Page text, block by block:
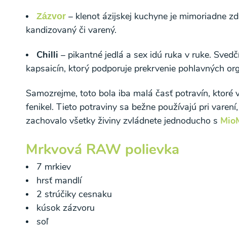
Zázvor – klenot ázijskej kuchyne je mimoriadne
kandizovaný či varený.
Chilli – pikantné jedlá a sex idú ruka v ruke.
kapsaicín, ktorý podporuje prekrvenie pohlavných
Samozrejme, toto bola iba malá časť potravín,
fenikel. Tieto potraviny sa bežne používajú pri
zachovalo všetky živiny zvládnete jednoducho s
Mrkvová RAW polievka
7 mrkiev
hrsť mandlí
2 strúčiky cesnaku
kúsok zázvoru
soľ